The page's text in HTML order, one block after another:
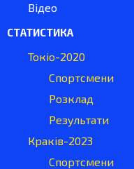
Відео
СТАТИСТИКА
Токіо-2020
Спортсмени
Розклад
Результати
Краків-2023
Спортсмени